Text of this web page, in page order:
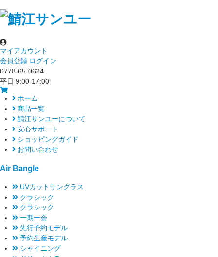
マイアカウント
会員登録 ログイン
0778-65-0624
平日 9:00-17:00
ホーム
商品一覧
鯖江サンユーについて
安心サポート
ショッピングガイド
お問い合わせ
Air Bangle
UVカットサングラス
クラシック
クラシック
一期一会
先行予約モデル
予約生産モデル
シャイニング